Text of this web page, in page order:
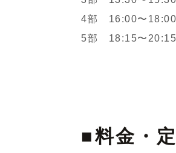
4部 16:00〜18:00
5部 18:15〜20:15
■料金・